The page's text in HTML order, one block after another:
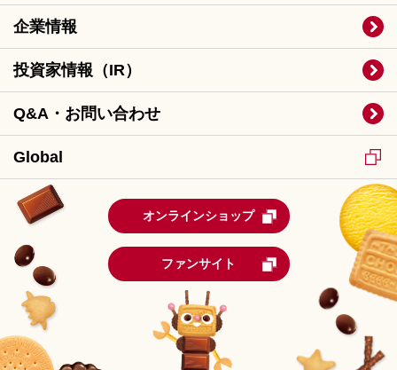
企業情報
投資家情報（IR）
Q&A・お問い合わせ
Global
オンラインショップ
ファンサイト